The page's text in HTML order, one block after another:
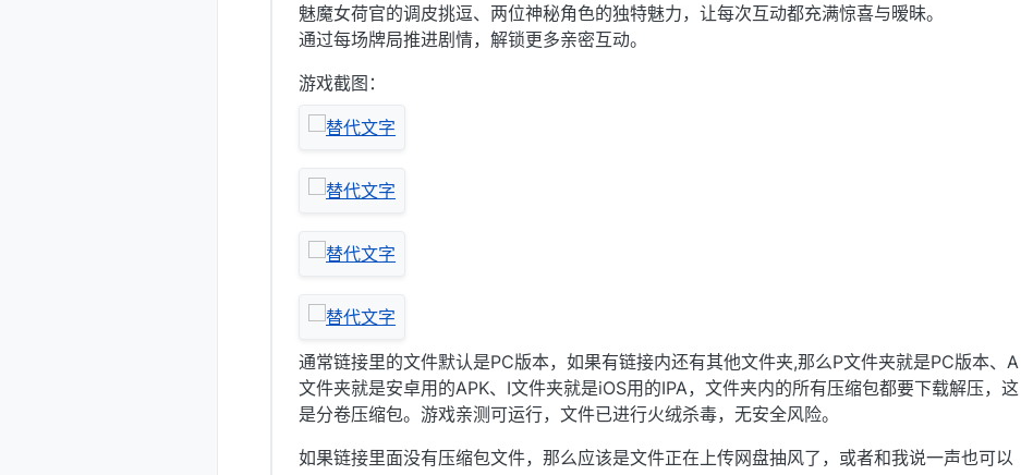
魅魔女荷官的调皮挑逗、两位神秘角色的独特魅力，让每次互动都充满惊喜与暧昧。
通过每场牌局推进剧情，解锁更多亲密互动。
游戏截图：
通常链接里的文件默认是PC版本，如果有链接内还有其他文件夹,那么P文件夹就是PC版本、A
文件夹就是安卓用的APK、I文件夹就是iOS用的IPA，文件夹内的所有压缩包都要下载解压，这
是分卷压缩包。游戏亲测可运行，文件已进行火绒杀毒，无安全风险。
如果链接里面没有压缩包文件，那么应该是文件正在上传网盘抽风了，或者和我说一声也可以